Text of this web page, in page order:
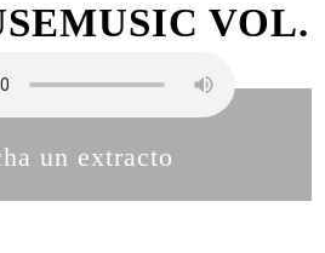
VOL.
un extracto